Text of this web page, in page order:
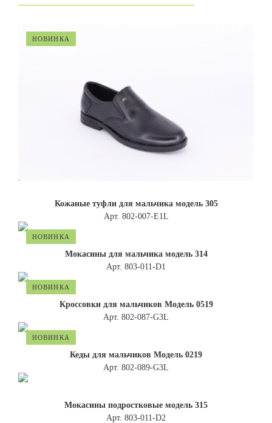
НОВИНКА
Кожаные туфли для мальчика модель 305
Арт. 802-007-E1L
НОВИНКА
Мокасины для мальчика модель 314
Арт. 803-011-D1
НОВИНКА
Кроссовки для мальчиков Модель 0519
Арт. 802-087-G3L
НОВИНКА
Кеды для мальчиков Модель 0219
Арт. 802-089-G3L
Мокасины подростковые модель 315
Арт. 803-011-D2